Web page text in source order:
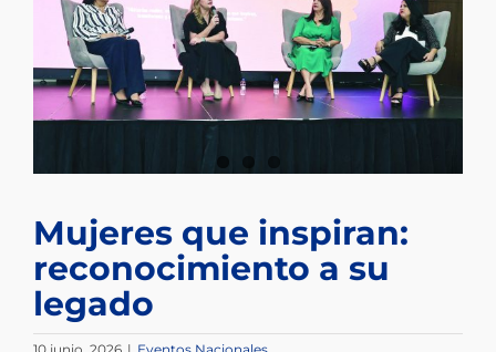
Mujeres que inspiran:
reconocimiento a su
legado